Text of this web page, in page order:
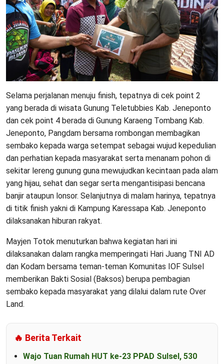
Selama perjalanan menuju finish, tepatnya di cek point 2
yang berada di wisata Gunung Teletubbies Kab. Jeneponto
dan cek point 4 berada di Gunung Karaeng Tombang Kab.
Jeneponto, Pangdam bersama rombongan membagikan
sembako kepada warga setempat sebagai wujud kepedulian
dan perhatian kepada masyarakat serta menanam pohon di
sekitar lereng gunung guna mewujudkan kecintaan pada alam
yang hijau, sehat dan segar serta mengantisipasi bencana
banjir ataupun lonsor. Selanjutnya di malam harinya, tepatnya
di titik finish yakni di Kampung Karessapa Kab. Jeneponto
dilaksanakan hiburan rakyat.
Mayjen Totok menuturkan bahwa kegiatan hari ini
dilaksanakan dalam rangka memperingati Hari Juang TNI AD
dan Kodam bersama teman-teman Komunitas IOF Sulsel
memberikan Bakti Sosial (Baksos) berupa pembagian
sembako kepada masyarakat yang dilalui dalam rute Over
Land.
🔥 Berita Terkait
Wajo Tuan Rumah HUT ke-23 PPAD Sulsel, 530